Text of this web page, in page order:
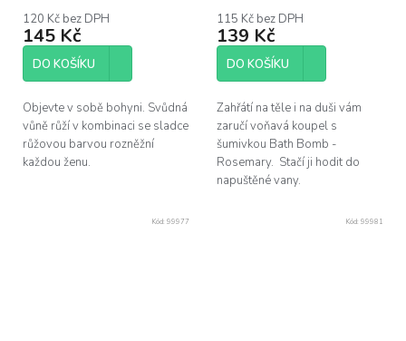
120 Kč bez DPH
145 Kč
DO KOŠÍKU
Objevte v sobě bohyni. Svůdná
vůně růží v kombinaci se sladce
růžovou barvou rozněžní
každou ženu.
115 Kč bez DPH
139 Kč
DO KOŠÍKU
Zahřátí na těle i na duši vám
zaručí voňavá koupel s
šumivkou Bath Bomb -
Rosemary. Stačí ji hodit do
napuštěné vany.
Kód: 99977 Kód: 99981